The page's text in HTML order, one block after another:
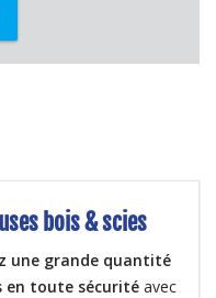
bois & scies
une grande quantité
en toute sécurité avec